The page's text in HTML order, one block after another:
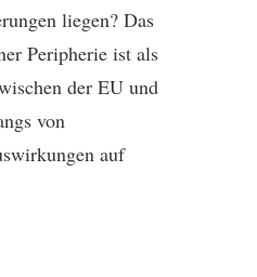
liegen? Das
Peripherie ist als
der EU und
von
auf